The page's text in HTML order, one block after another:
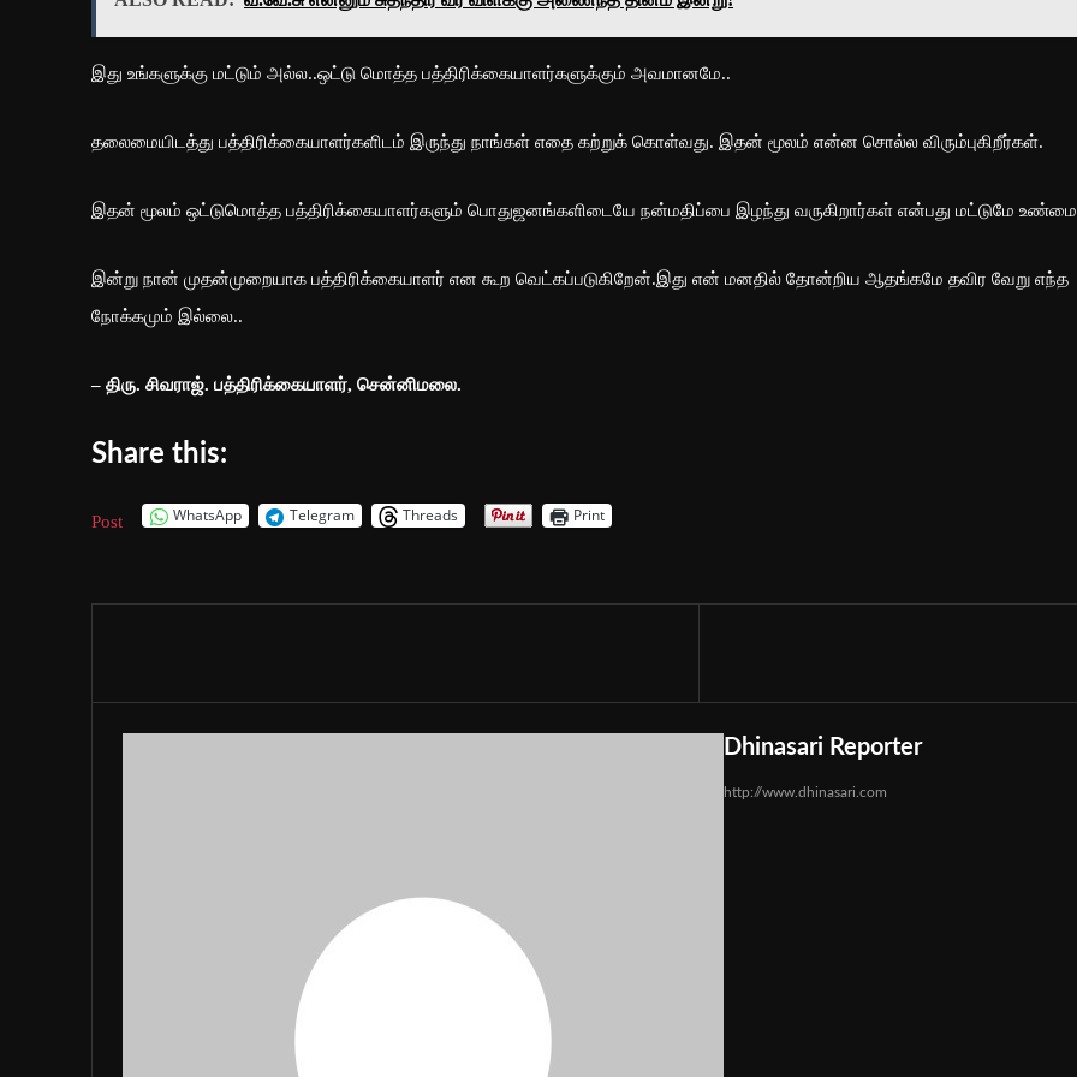
இது உங்களுக்கு மட்டும் அல்ல..ஒட்டு மொத்த பத்திரிக்கையாளர்களுக்கும் அவமானமே..
தலைமையிடத்து பத்திரிக்கையாளர்களிடம் இருந்து நாங்கள் எதை கற்றுக் கொள்வது. இதன் மூலம் என்ன சொல்ல விரும்புகிறீர்கள்.
இதன் மூலம் ஒட்டுமொத்த பத்திரிக்கையாளர்களும் பொதுஜனங்களிடையே நன்மதிப்பை இழந்து வருகிறார்கள் என்பது மட்டுமே
இன்று நான் முதன்முறையாக பத்திரிக்கையாளர் என கூற வெட்கப்படுகிறேன்.இது என் மனதில் தோன்றிய ஆதங்கமே தவிர வேறு எந்த
நோக்கமும் இல்லை..
– திரு. சிவராஜ். பத்திரிக்கையாளர், சென்னிமலை.
Share this:
Post WhatsApp Telegram Threads Print
Dhinasari Reporter
http://www.dhinasari.com